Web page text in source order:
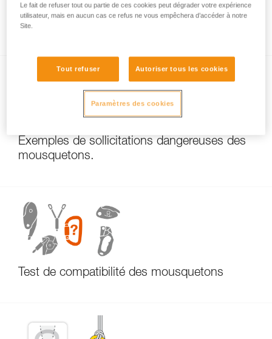
L’essentiel à propos des mousquetons
Exemples de sollicitations dangereuses des
mousquetons.
Test de compatibilité des mousquetons
Le fait de refuser tout ou partie de ces cookies peut dégrader votre expérience
utilisateur, mais en aucun cas ce refus ne vous empêchera d’accéder à notre
Site.
Tout refuser Autoriser tous les cookies
Paramètres des cookies